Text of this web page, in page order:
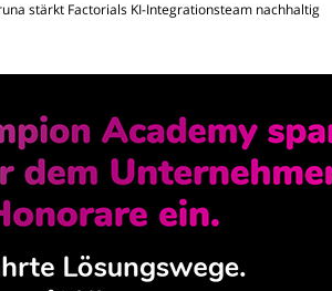
stärkt Factorials KI-Integrationsteam nachhaltig